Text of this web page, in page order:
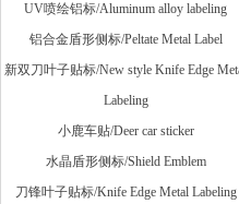
UV喷绘铝标/Aluminum alloy labeling
铝合金盾形侧标/Peltate Metal Label
新双刀叶子贴标/New style Knife Edge
Labeling
小鹿车贴/Deer car sticker
水晶盾形侧标/Shield Emblem
刀锋叶子贴标/Knife Edge Metal Labeling